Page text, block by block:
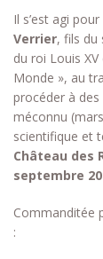
Il s’est agi
Verrier, fils du
du roi Louis
Monde », au
procéder à
méconnu
scientifique et
Château des
septembre
Commanditée
: